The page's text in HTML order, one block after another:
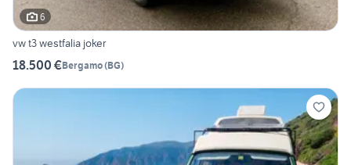
6
vw t3 westfalia joker
18.500 €Bergamo(BG)